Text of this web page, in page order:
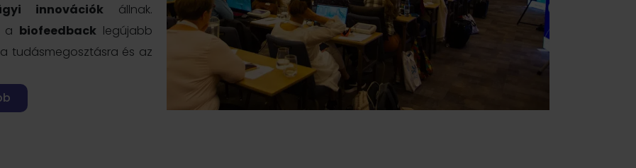
innovációkállnak.
a biofeedbacklegújabb
tudásmegosztásra és az